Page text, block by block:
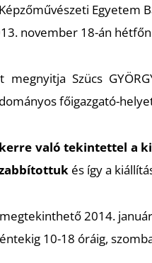
Egyetem
november 18-án
megnyitja Szücs
főigazgató-
való tekintettel a
és így a
2014.
10-18 óráig,